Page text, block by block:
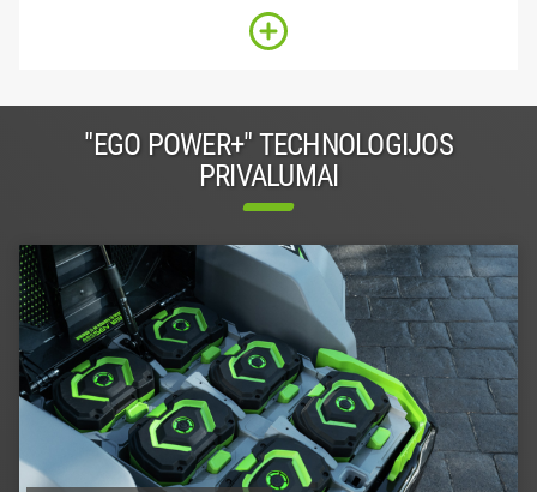
"EGO POWER+" TECHNOLOGIJOS
PRIVALUMAI